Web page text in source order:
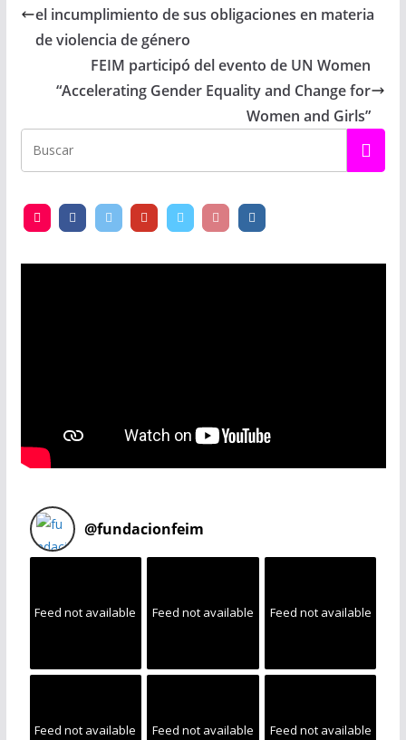
el incumplimiento de sus obligaciones en materia
de violencia de género
FEIM participó del evento de UN Women
“Accelerating Gender Equality and Change for
Women and Girls”
@fundacionfeim
Feed not available Feed not available Feed not available
Feed not available Feed not available Feed not available